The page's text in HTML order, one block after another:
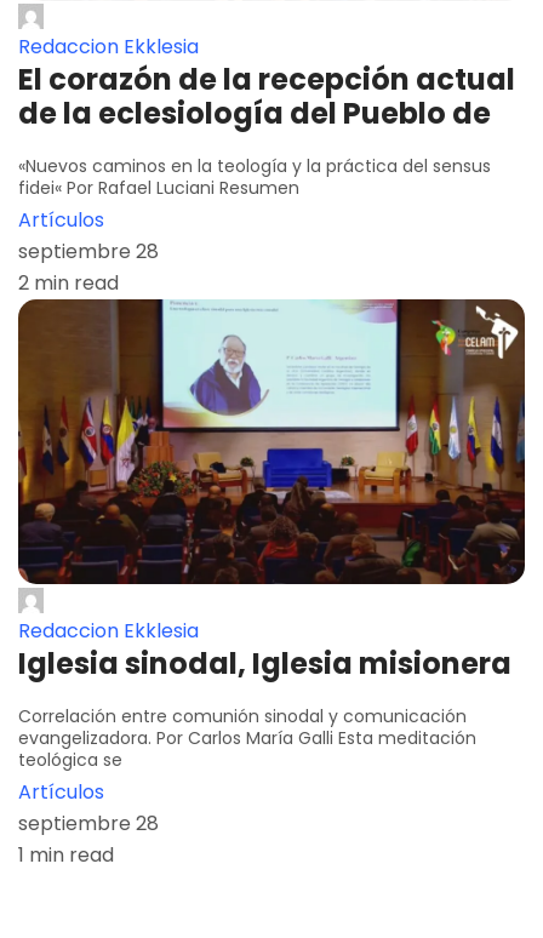
Redaccion Ekklesia
El corazón de la recepción actual
de la eclesiología del Pueblo de
«Nuevos caminos en la teología y la práctica del sensus
fidei« Por Rafael Luciani Resumen
Artículos
septiembre 28
2 min read
Redaccion Ekklesia
Iglesia sinodal, Iglesia misionera
Correlación entre comunión sinodal y comunicación
evangelizadora. Por Carlos María Galli Esta meditación
teológica se
Artículos
septiembre 28
1 min read